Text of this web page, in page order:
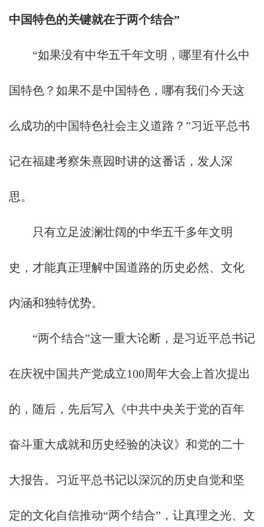
中国特色的关键就在于两个结合”
“如果没有中华五千年文明，哪里有什么中
国特色？如果不是中国特色，哪有我们今天这
么成功的中国特色社会主义道路？”习近平总书
记在福建考察朱熹园时讲的这番话，发人深
思。
只有立足波澜壮阔的中华五千多年文明
史，才能真正理解中国道路的历史必然、文化
内涵和独特优势。
“两个结合”这一重大论断，是习近平总书记
在庆祝中国共产党成立100周年大会上首次提出
的，随后，先后写入《中共中央关于党的百年
奋斗重大成就和历史经验的决议》和党的二十
大报告。习近平总书记以深沉的历史自觉和坚
定的文化自信推动“两个结合”，让真理之光、文